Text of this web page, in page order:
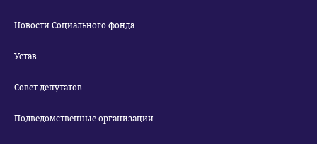
Новости Социального фонда
Устав
Совет депутатов
Подведомственные организации